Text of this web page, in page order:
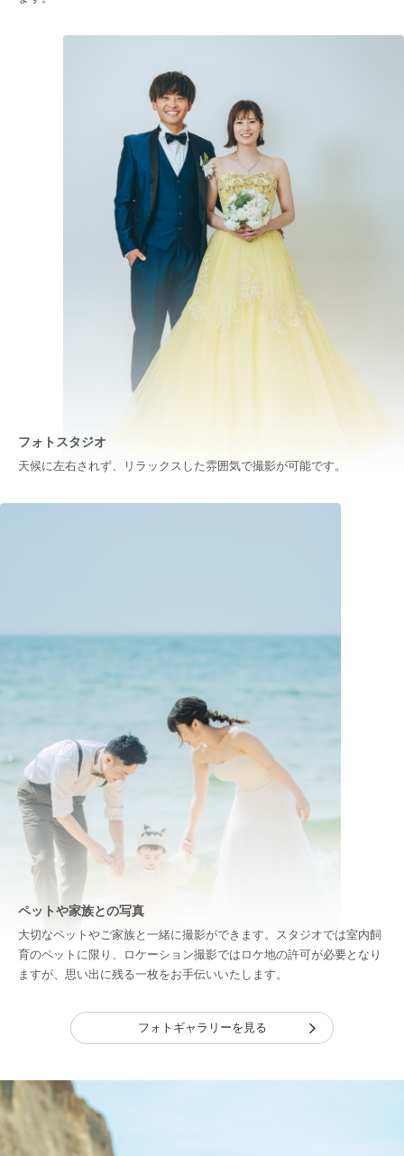
フォトスタジオ
天候に左右されず、リラックスした雰囲気で撮影が可能です。
ペットや家族との写真
大切なペットやご家族と一緒に撮影ができます。スタジオでは室内飼
育のペットに限り、ロケーション撮影ではロケ地の許可が必要となり
ますが、思い出に残る一枚をお手伝いいたします。
フォトギャラリーを見る